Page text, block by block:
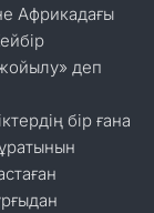
Африкадағы
деп
бір ғана